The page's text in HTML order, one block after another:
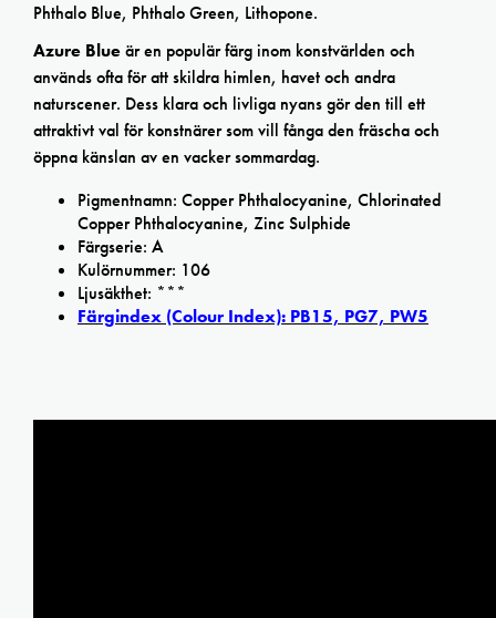
Phthalo Blue, Phthalo Green, Lithopone.
Azure Blueär en populär färg inom konstvärlden och
används ofta för att skildra himlen, havet och andra
naturscener. Dess klara och livliga nyans gör den till ett
attraktivt val för konstnärer som vill fånga den fräscha och
öppna känslan av en vacker sommardag.
Pigmentnamn: Copper Phthalocyanine, Chlorinated
Copper Phthalocyanine, Zinc Sulphide
Färgserie: A
Kulörnummer: 106
Ljusäkthet: ***
Färgindex (Colour Index): PB15, PG7, PW5